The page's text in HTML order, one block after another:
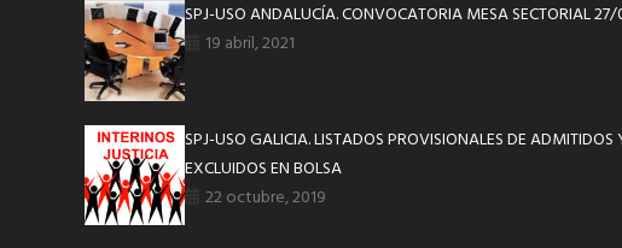
SPJ-USO ANDALUCÍA. CONVOCATORIA MESA SECTORIAL
19 abril, 2021
SPJ-USO GALICIA. LISTADOS PROVISIONALES DE ADMITIDOS
EXCLUIDOS EN BOLSA
22 octubre, 2019